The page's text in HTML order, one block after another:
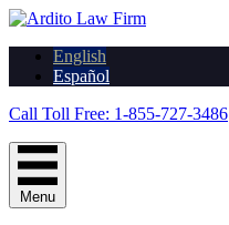
English
Español
Call Toll Free: 1-855-727-3486
Menu